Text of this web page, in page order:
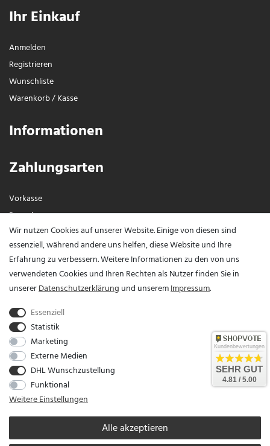
Ihr Einkauf
Anmelden
Registrieren
Wunschliste
Warenkorb/Kasse
Informationen
Zahlungsarten
Vorkasse
Paypal
Visa / Mastercard
Vertrag widerrufen?
Unser Unternehmen sammelt über den unabhängigen Dienstleister SHOPVOTE
Bewertungen. SHOPVOTE setzt automatische und manuelle Maßnahmen ein, um
Bewertungen zu verifizieren.
SHOPVOTE finden Sie hier.
Wir nutzen Cookies auf unserer Website. Einige von diesen sind
essenziell, während andere uns helfen, diese Website und Ihre
Erfahrung zu verbessern. Weitere Informationen zu den von uns
verwendeten Cookies und Ihren Rechten als Nutzer finden Sie in
unsererDaten­schutz­erklärung und unseremImpressum.
Essenziell
Statistik
Marketing
Externe Medien
DHL Wunschzustellung
Funktional
Weitere Einstellungen
Alle akzeptieren
Kundenbewertungen
SEHR GUT
4.81 / 5.00